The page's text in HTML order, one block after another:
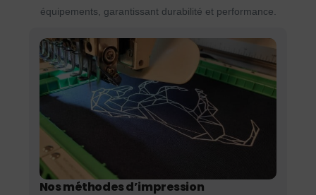
équipements, garantissant durabilité et performance.
Nos méthodes d’impression